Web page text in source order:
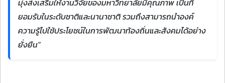
มุ่งส่งเสริมให้งานวิจัยของมหาวิทยาลัยมีคุณภาพ เป็นที่
ยอมรับในระดับชาติและนานาชาติ รวมถึงสามารถนำองค์
ความรู้ไปใช้ประโยชน์ในการพัฒนาท้องถิ่นและสังคมได้อย่าง
ยั่งยืน"